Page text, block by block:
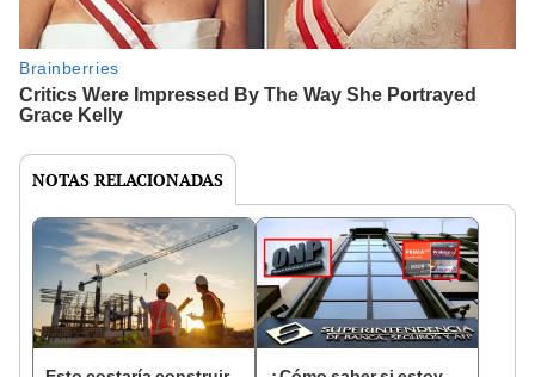
NOTAS RELACIONADAS